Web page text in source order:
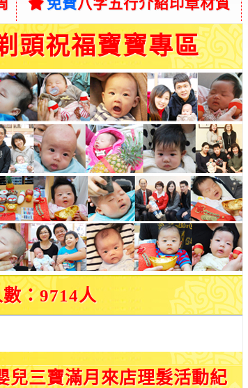
免費八字五行介紹印章材質
頭祝福寶寶專區
：9714人
兒三寶滿月來店理髮活動紀